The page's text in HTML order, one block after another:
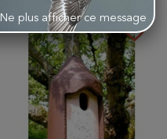
favorite_border
Ne plus afficher ce message